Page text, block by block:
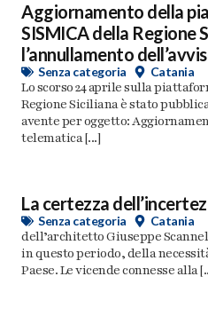
Aggiornamento della
SISMICA della Regione
l’annullamento
Senza categoria Catania
Lo scorso 24 aprile sulla
Regione Siciliana è stato
avente per oggetto:
telematica [...]
La certezza
Senza categoria Catania
dell’architetto Giuseppe
in questo periodo, della
Paese. Le vicende connesse alla